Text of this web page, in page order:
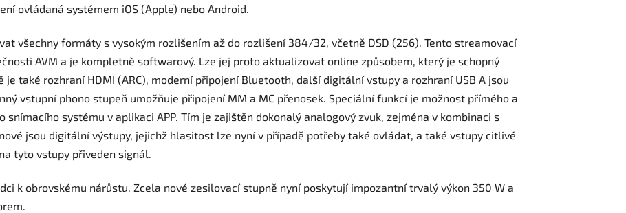
ovládaná systémem iOS (Apple) nebo Android.
všechny formáty s vysokým rozlišením až do rozlišení 384/32, včetně DSD (256). Tento streamovací
AVM a je kompletně softwarový. Lze jej proto aktualizovat online způsobem, který je schopný
také rozhraní HDMI (ARC), moderní připojení Bluetooth, další digitální vstupy a rozhraní USB A jsou
vstupní phono stupeň umožňuje připojení MM a MC přenosek. Speciální funkcí je možnost přímého a
systému v aplikaci APP. Tím je zajištěn dokonalý analogový zvuk, zejména v kombinaci s
jsou digitální výstupy, jejichž hlasitost lze nyní v případě potřeby také ovládat, a také vstupy citlivé
tyto vstupy přiveden signál.
k obrovskému nárůstu. Zcela nové zesilovací stupně nyní poskytují impozantní trvalý výkon 350 W a